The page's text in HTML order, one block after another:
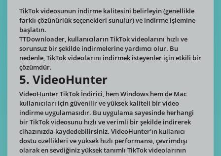
TikTok videosunun indirme kalitesini belirleyin (genellikle
farklı çözünürlük seçenekleri sunulur) ve indirme işlemine
başlatın.
TTDownloader, kullanıcıların TikTok videolarını hızlı ve
sorunsuz bir şekilde indirmelerine yardımcı olur. Bu
nedenle, TikTok videolarını indirmek isteyenler için etkili bir
çözümdür.
5. VideoHunter
VideoHunter TikTok İndirici, hem Windows hem de Mac
kullanıcıları için güvenilir ve yüksek kaliteli bir video
indirme uygulamasıdır. Bu uygulama sayesinde herhangi
bir TikTok videosunu hızlı ve verimli bir şekilde indirerek
cihazınızda kaydedebilirsiniz. VideoHunter'ın kullanıcı
dostu özellikleri ve yüksek hızlı performansı, çevrimdışı
olarak en sevdiğiniz yüksek tanımlı TikTok videolarının